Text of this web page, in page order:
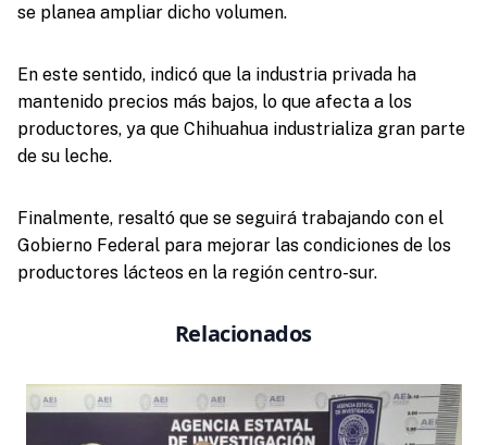
se planea ampliar dicho volumen.
En este sentido, indicó que la industria privada ha
mantenido precios más bajos, lo que afecta a los
productores, ya que Chihuahua industrializa gran parte
de su leche.
Finalmente, resaltó que se seguirá trabajando con el
Gobierno Federal para mejorar las condiciones de los
productores lácteos en la región centro-sur.
Relacionados